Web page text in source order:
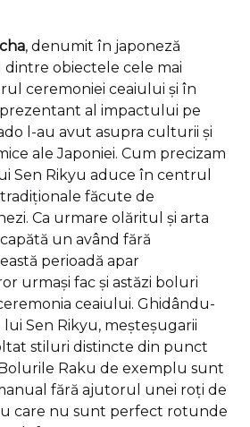
, denumit în japoneză
obiectele cele mai
ceremoniei ceaiului și în
al impactului pe
l-au avut asupra culturii și
ale Japoniei. Cum precizam
Sen Rikyu aduce în centrul
făcute de
Ca urmare olăritul și arta
un având fără
perioadă apar
urmași fac și astăzi boluri
ceaiului. Ghidându-
Sen Rikyu, meșteșugarii
stiluri distincte din punct
Raku de exemplu sunt
fără ajutorul unei roți de
care nu sunt perfect rotunde